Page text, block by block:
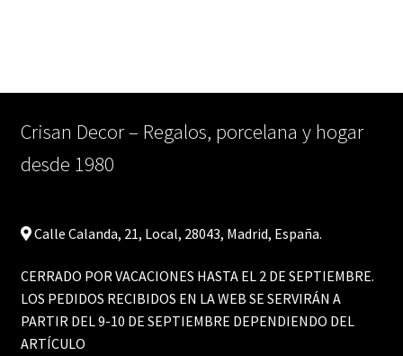
Crisan Decor – Regalos, porcelana y hogar
desde 1980
Calle Calanda, 21, Local, 28043, Madrid, España.
CERRADO POR VACACIONES HASTA EL 2 DE SEPTIEMBRE.
LOS PEDIDOS RECIBIDOS EN LA WEB SE SERVIRÁN A
PARTIR DEL 9-10 DE SEPTIEMBRE DEPENDIENDO DEL
ARTÍCULO